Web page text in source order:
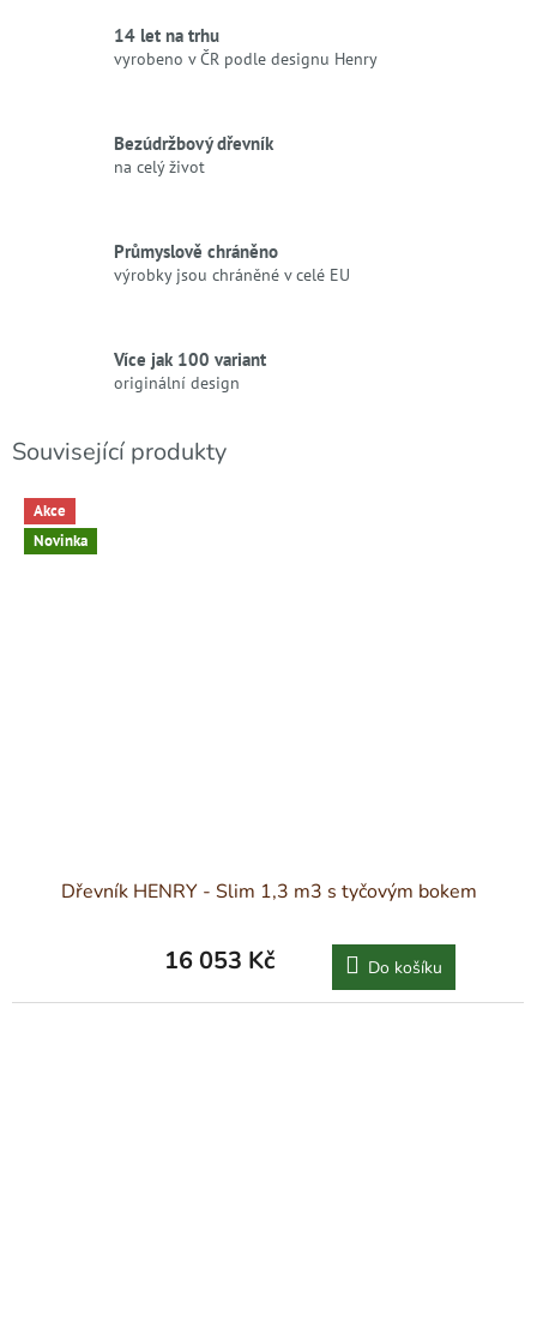
14 let na trhu
vyrobeno v ČR podle designu Henry
Bezúdržbový dřevník
na celý život
Průmyslově chráněno
výrobky jsou chráněné v celé EU
Více jak 100 variant
originální design
Související produkty
Akce
Novinka
Dřevník HENRY - Slim 1,3 m3 s tyčovým bokem
16 053 Kč Do košíku